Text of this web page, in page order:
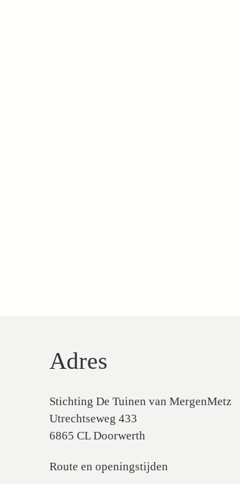
Adres
Stichting De Tuinen van MergenMetz
Utrechtseweg 433
6865 CL Doorwerth
Route en openingstijden